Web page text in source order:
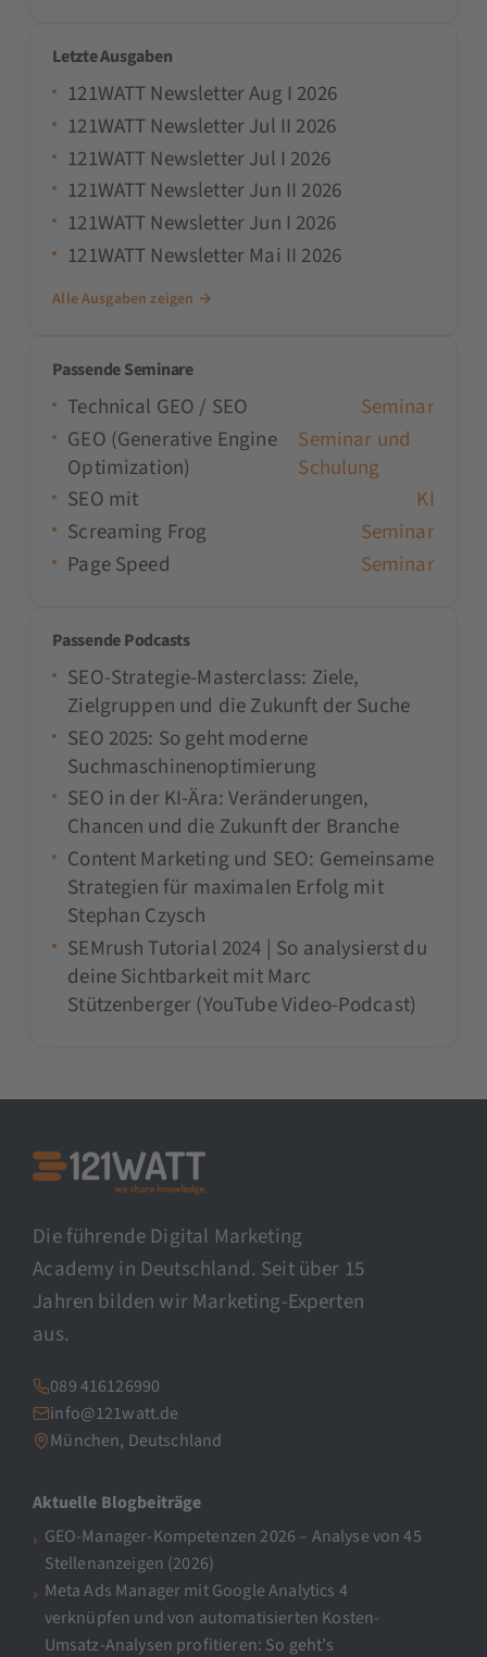
Letzte Ausgaben
121WATT Newsletter Aug I 2026
121WATT Newsletter Jul II 2026
121WATT Newsletter Jul I 2026
121WATT Newsletter Jun II 2026
121WATT Newsletter Jun I 2026
121WATT Newsletter Mai II 2026
Alle Ausgaben zeigen →
Passende Seminare
Technical GEO / SEO
Seminar
GEO (Generative Engine
Optimization)
Seminar und
Schulung
SEO mit
KI
Screaming Frog
Seminar
Page Speed
Seminar
Passende Podcasts
SEO-Strategie-Masterclass: Ziele,
Zielgruppen und die Zukunft der Suche
SEO 2025: So geht moderne
Suchmaschinenoptimierung
SEO in der KI-Ära: Veränderungen,
Chancen und die Zukunft der Branche
Content Marketing und SEO: Gemeinsame
Strategien für maximalen Erfolg mit
Stephan Czysch
SEMrush Tutorial 2024 | So analysierst du
deine Sichtbarkeit mit Marc
Stützenberger (YouTube Video-Podcast)
Die führende Digital Marketing
Academy in Deutschland. Seit über 15
Jahren bilden wir Marketing-Experten
aus.
089 416126990
info@121watt.de
München, Deutschland
Aktuelle Blogbeiträge
GEO-Manager-Kompetenzen 2026 – Analyse von 45
Stellenanzeigen (2026)
Meta Ads Manager mit Google Analytics 4
verknüpfen und von automatisierten Kosten-
Umsatz-Analysen profitieren: So geht’s